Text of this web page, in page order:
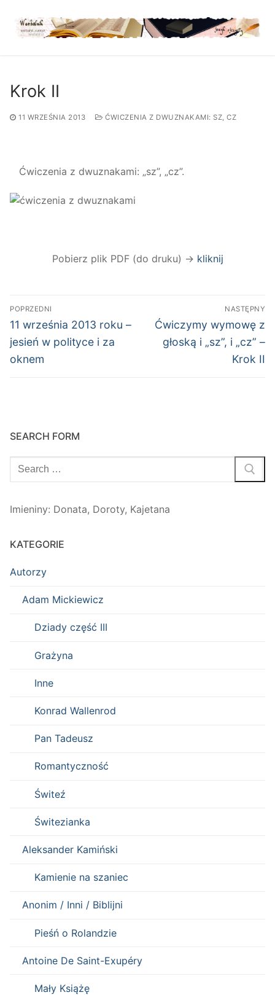
treści
Krok II
11 WRZEŚNIA 2013 ĆWICZENIA Z DWUZNAKAMI: SZ, CZ
Ćwiczenia z dwuznakami: „sz”, „cz”.
Pobierz plik PDF (do druku) → kliknij
Nawigacja
wpisu
POPRZEDNI
Poprzedni
wpis:
11 września 2013 roku –
jesień w polityce i za
oknem
NASTĘPNY
Następny
wpis:
Ćwiczymy wymowę z
głoską i „sz”, i „cz” –
Krok II
SEARCH FORM
Szukaj:
Imieniny: Donata, Doroty, Kajetana
KATEGORIE
Autorzy
Adam Mickiewicz
Dziady część III
Grażyna
Inne
Konrad Wallenrod
Pan Tadeusz
Romantyczność
Świteź
Świtezianka
Aleksander Kamiński
Kamienie na szaniec
Anonim / Inni / Biblijni
Pieśń o Rolandzie
Antoine De Saint-Exupéry
Mały Książę